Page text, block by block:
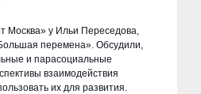
Москва» у Ильи Переседова,
перемена». Обсудили,
и парасоциальные
взаимодействия
их для развития.